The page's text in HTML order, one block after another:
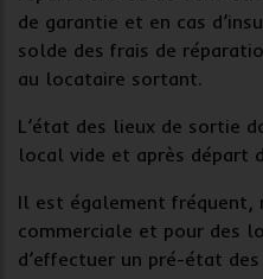
de garantie et en cas
solde des frais de
au locataire sortant.
L’état des lieux de sortie
local vide et après départ
Il est également fréquent,
commerciale et pour des
d’effectuer un pré-état